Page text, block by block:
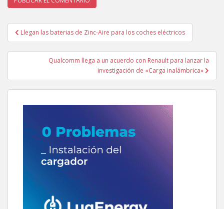
Navegación
de
entradas
Llegan las baterias de Zinc-Aire para los coches eléctricos
Qualcomm llega a un acuerdo con Renault para lanzar la
investigación de «Carga inalámbrica»